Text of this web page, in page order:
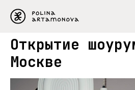
Открытие
Москве